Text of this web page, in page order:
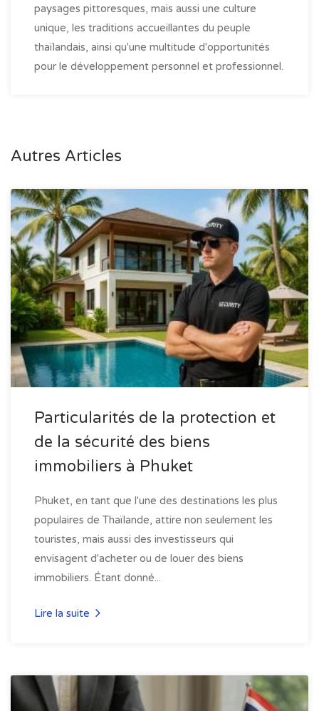
paysages pittoresques, mais aussi une culture
unique, les traditions accueillantes du peuple
thaïlandais, ainsi qu'une multitude d'opportunités
pour le développement personnel et professionnel.
Autres Articles
Particularités de la protection et
de la sécurité des biens
immobiliers à Phuket
Phuket, en tant que l'une des destinations les plus
populaires de Thaïlande, attire non seulement les
touristes, mais aussi des investisseurs qui
envisagent d'acheter ou de louer des biens
immobiliers. Étant donné...
Lire la suite